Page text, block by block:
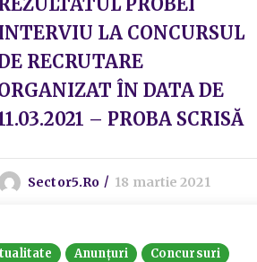
LA CONCURSUL
RECRUTARE
ÎN DATA DE
– PROBA SCRISĂ
Sector5.ro 18 martie 2021
Anunțuri Concursuri